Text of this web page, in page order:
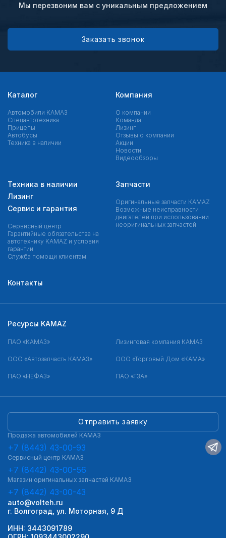
Мы перезвоним вам с уникальным предложением
Заказать звонок
Каталог
Автомобили КАМАЗ
Спецавтотехника
Прицепы
Автобусы
Техника в наличии
Компания
О компании
Команда
Лизинг
Отзывы о компании
Акции
Новости
Видеообзоры
Техника в наличии
Лизинг
Сервис и гарантия
Сервисный центр
Гарантийные обязательства на
автотехнику KAMAZ и условия
гарантии
Служба помощи клиентам
Запчасти
Оригинальные запчасти КAMAZ
Возможные неисправности
двигателей при использовании
неоригинальных запчастей
Контакты
Отправить заявку
Продажа автомобилей КАМАЗ
+7 (8443) 43-00-93
Сервисный центр КАМАЗ
+7 (8442) 43-00-56
Магазин оригинальных запчастей КАМАЗ
+7 (8442) 43-00-43
auto@volteh.ru
г. Волгоград, ул. Моторная, 9 Д
ИНН: 3443091789
Ресурсы KAMAZ
ПАО «КАМАЗ» Лизинговая компания КАМАЗ
ООО «Автозапчасть КАМАЗ» ООО «Торговый Дом «КАМА»
ПАО «НЕФАЗ» ПАО «ТЗА»